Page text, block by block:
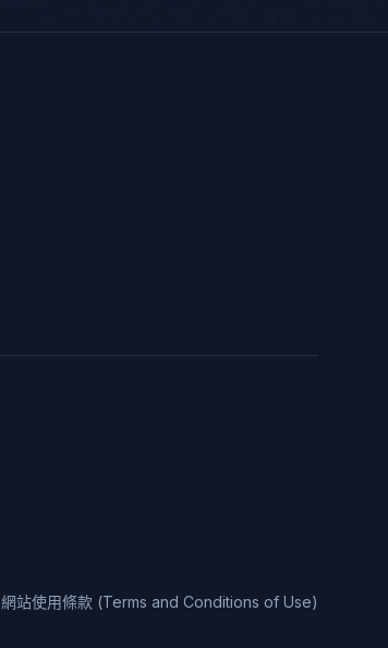
網站使用條款 (Terms and Conditions of Use)